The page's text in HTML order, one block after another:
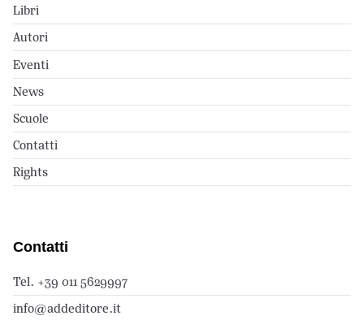
Libri
Autori
Eventi
News
Scuole
Contatti
Rights
Contatti
Tel. +39 011 5629997
info@addeditore.it